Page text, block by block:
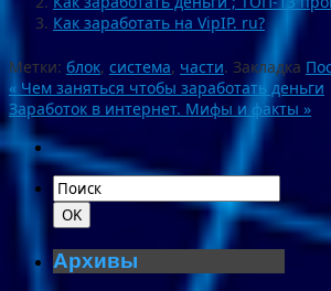
Как заработать на VipIP. ru?
Метки: блок, система, части. Закладка
« Чем заняться чтобы заработать деньги
Заработок в интернет. Мифы и факты »
Архивы